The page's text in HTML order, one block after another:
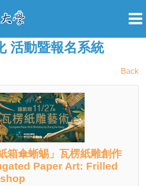
活動暨報名系統
Back
箱傘蜥蜴」瓦楞紙雕創作
Paper Art: Frilled